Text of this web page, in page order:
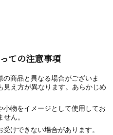
ての注意事項
商品と異なる場合がございま
見え方が異なります。あらかじめ
物をイメージとして使用してお
ん。
けできない場合があります。